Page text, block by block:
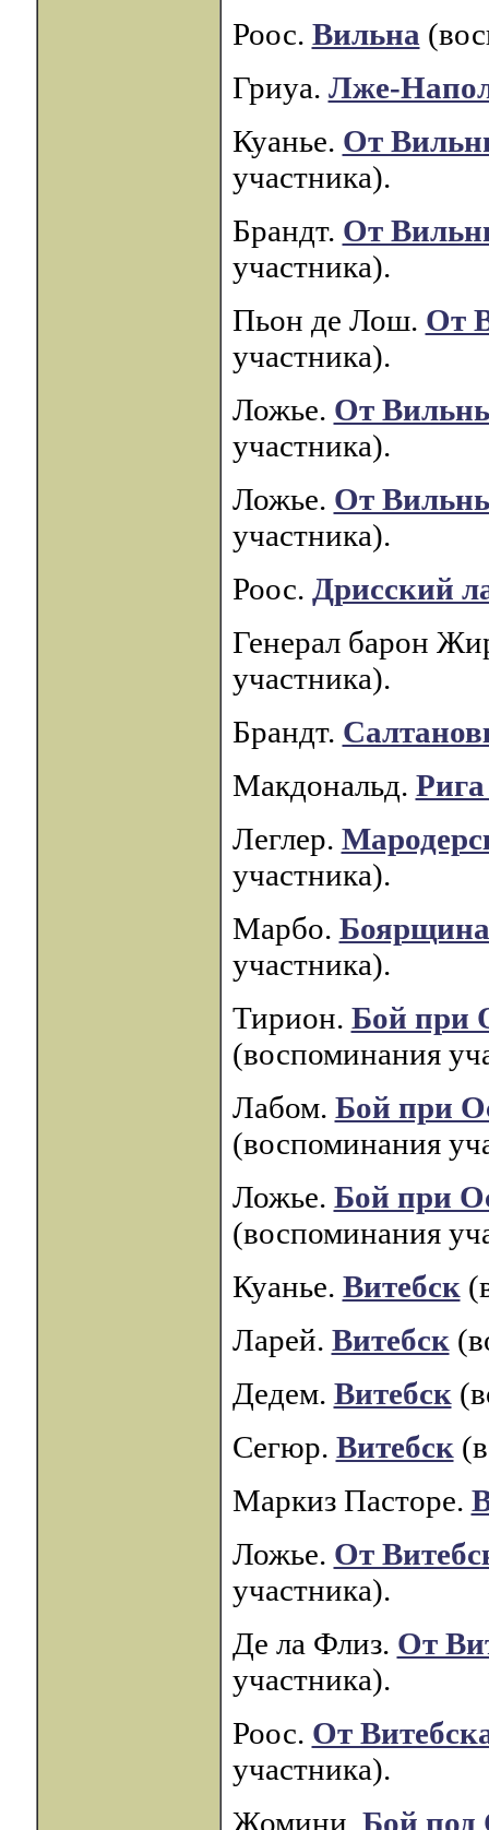
Роос. Вильна
Гриуа. Лже-
Куанье. От
участника).
Брандт. От
участника).
Пьон де Лош. От
участника).
Ложье. От
участника).
Ложье. От
участника).
Роос. Дрисский
Генерал барон
участника).
Брандт.
Макдональд.
Леглер.
участника).
Марбо. Боярщина
участника).
Тирион. Бой при
(воспоминания
Лабом. Бой при
(воспоминания
Ложье. Бой при
(воспоминания
Куанье. Витебск
Ларей. Витебск
Дедем. Витебск
Сегюр. Витебск
Маркиз Пасторе.
Ложье. От
участника).
Де ла Флиз. От
участника).
Роос. От
участника).
Жомини. Бой под